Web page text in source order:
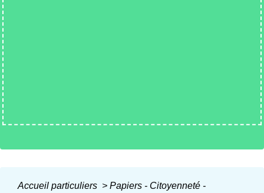
Accueil particuliers > Papiers - Citoyenneté -